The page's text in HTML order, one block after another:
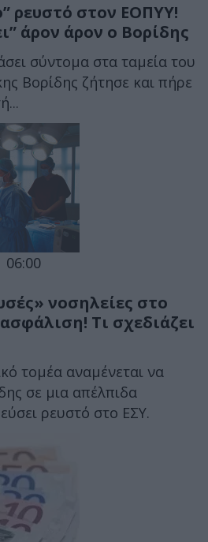
ρευστό στον ΕΟΠΥΥ!
άρον άρον ο Βορίδης
σύντομα στα ταμεία του
Βορίδης ζήτησε και πήρε
06:00
νοσηλείες στο
Τι σχεδιάζει
τομέα αναμένεται να
σε μια απέλπιδα
ρευστό στο ΕΣΥ.